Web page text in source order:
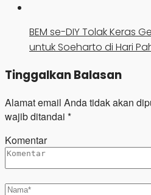
BEM se-DIY Tolak Keras
untuk Soeharto di Hari
Tinggalkan Balasan
Alamat email Anda tidak akan
wajib ditandai *
Komentar